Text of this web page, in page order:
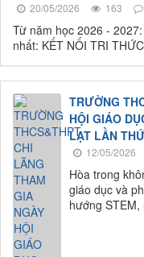
20/05/2026 163
Từ năm học 2026 -
nhất: KẾT NỐI TRI THỨC
TRƯỜNG
HỘI GIÁO
LẠT LẦN
12/05/2026
Hòa trong
giáo dục và
hướng STEM,